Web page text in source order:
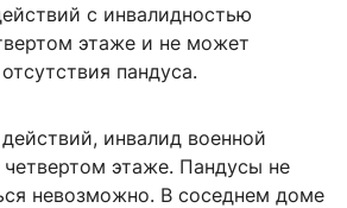
с инвалидностью
этаже и не может
пандуса.
инвалид военной
этаже. Пандусы не
невозможно. В соседнем доме